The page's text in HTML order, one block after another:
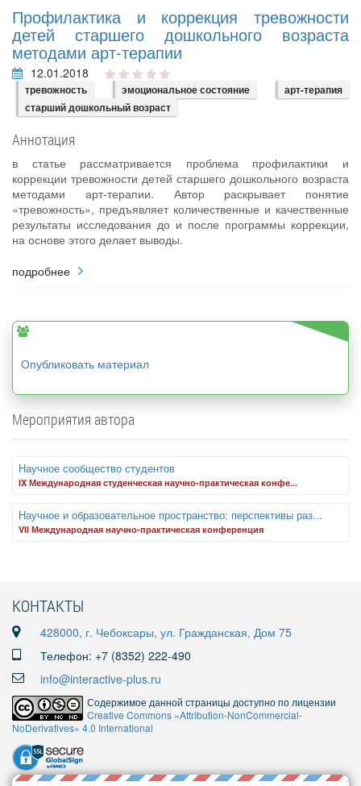
Профилактика и коррекция тревожности
детей старшего дошкольного возраста
методами арт-терапии
12.01.2018
тревожность эмоциональное состояние
арт-терапия
старший дошкольный возраст
Аннотация
в статье рассматривается проблема профилактики и
коррекции тревожности детей старшего дошкольного возраста
методами арт-терапии. Автор раскрывает понятие
«тревожность», предъявляет количественные и качественные
результаты исследования до и после программы коррекции,
на основе этого делает выводы.
подробнее
Опубликовать материал
Мероприятия автора
Научное сообщество студентов
IX Международная студенческая научно-практическая конфе...
Научное и образовательное пространство: перспективы раз...
VII Международная научно-практическая конференция
КОНТАКТЫ
428000, г. Чебоксары, ул. Гражданская, Дом 75
Телефон: +7 (8352) 222-490
info@interactive-plus.ru
Содержимое данной страницы доступно по лицензии
Creative Commons «Attribution-NonCommercial-
NoDerivatives» 4.0 International